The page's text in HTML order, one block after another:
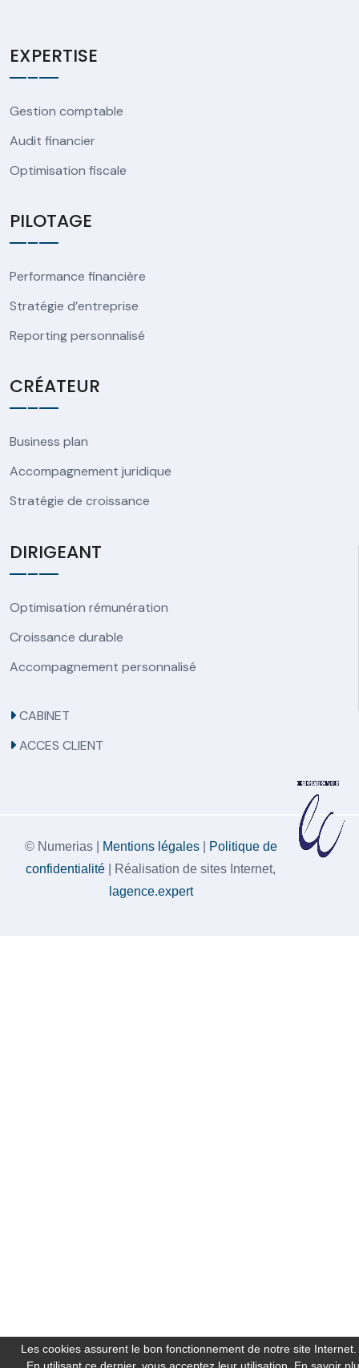
EXPERTISE
Gestion comptable
Audit financier
Optimisation fiscale
PILOTAGE
Performance financière
Stratégie d’entreprise
Reporting personnalisé
CRÉATEUR
Business plan
Accompagnement juridique
Stratégie de croissance
DIRIGEANT
Optimisation rémunération
Croissance durable
Accompagnement personnalisé
CABINET
ACCES CLIENT
© Numerias | Mentions légales|
Politique de
confidentialité | Réalisation de sites Internet,
lagence.expert
Les cookies assurent le bon fonctionnement de notre site Internet.